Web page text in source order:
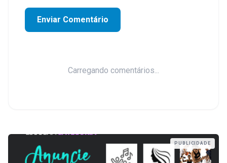
Enviar Comentário
Carregando comentários...
PUBLICIDADE